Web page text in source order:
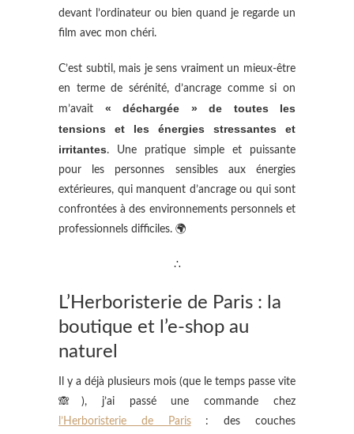
devant l’ordinateur ou bien quand je regarde un
film avec mon chéri.
C’est subtil, mais je sens vraiment un mieux-être
en terme de sérénité, d’ancrage comme si on
m’avait « déchargée » de toutes les
tensions et les énergies stressantes et
irritantes. Une pratique simple et puissante
pour les personnes sensibles aux énergies
extérieures, qui manquent d’ancrage ou qui sont
confrontées à des environnements personnels et
professionnels difficiles. 🌍
∴
L’Herboristerie de Paris : la
boutique et l’e-shop au
naturel
Il y a déjà plusieurs mois (que le temps passe vite
🙈), j’ai passé une commande chez
l’Herboristerie de Paris: des couches